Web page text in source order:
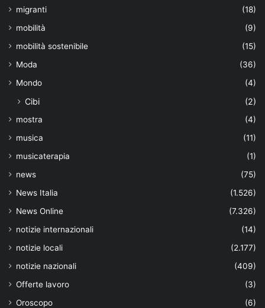
migranti
(18)
mobilità
(9)
mobilità sostenibile
(15)
Moda
(36)
Mondo
(4)
Cibi (2)
mostra
(4)
musica
(11)
musicaterapia
(1)
news
(75)
News Italia
(1.526)
News Online
(7.326)
notizie internazionali
(14)
notizie locali
(2.177)
notizie nazionali
(409)
Offerte lavoro
(3)
Oroscopo
(6)